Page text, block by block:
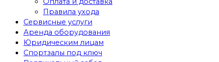
Правила ухода
Сервисные услуги
Аренда оборудования
Юридическим лицам
Спортзалы под ключ